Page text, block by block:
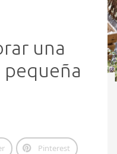
una
pequeña
Pinterest